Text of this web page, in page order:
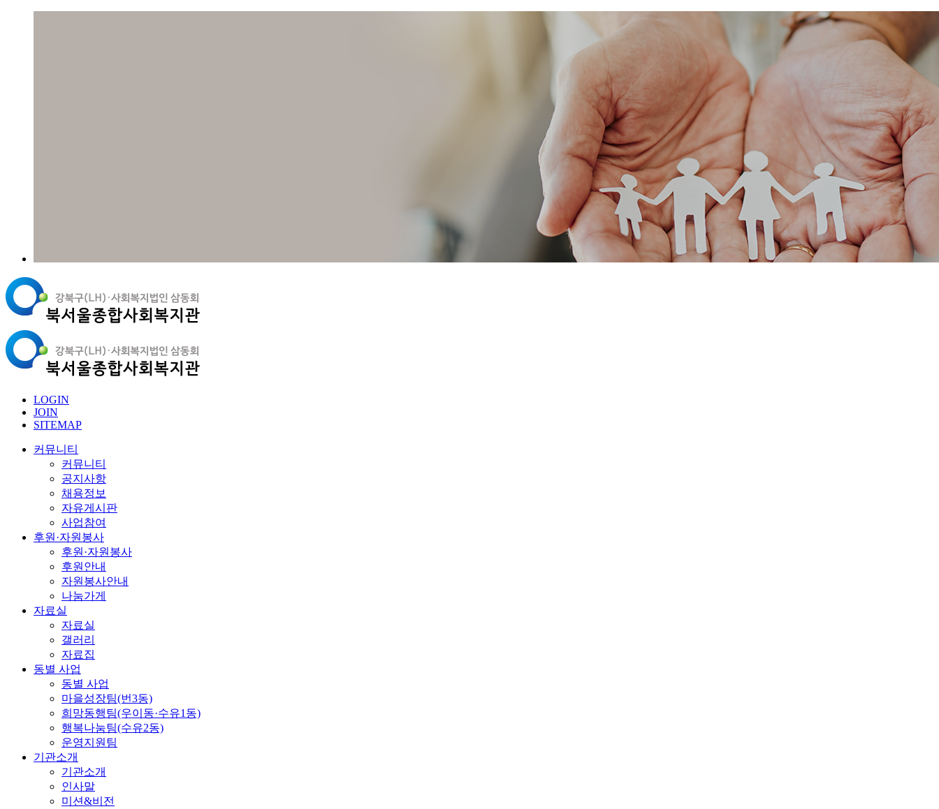
LOGIN
JOIN
SITEMAP
커뮤니티
커뮤니티
공지사항
채용정보
자유게시판
사업참여
후원·자원봉사
후원·자원봉사
후원안내
자원봉사안내
나눔가게
자료실
자료실
갤러리
자료집
동별 사업
동별 사업
마을성장팀(번3동)
희망동행팀(우이동·수유1동)
행복나눔팀(수유2동)
운영지원팀
기관소개
기관소개
인사말
미션&비전